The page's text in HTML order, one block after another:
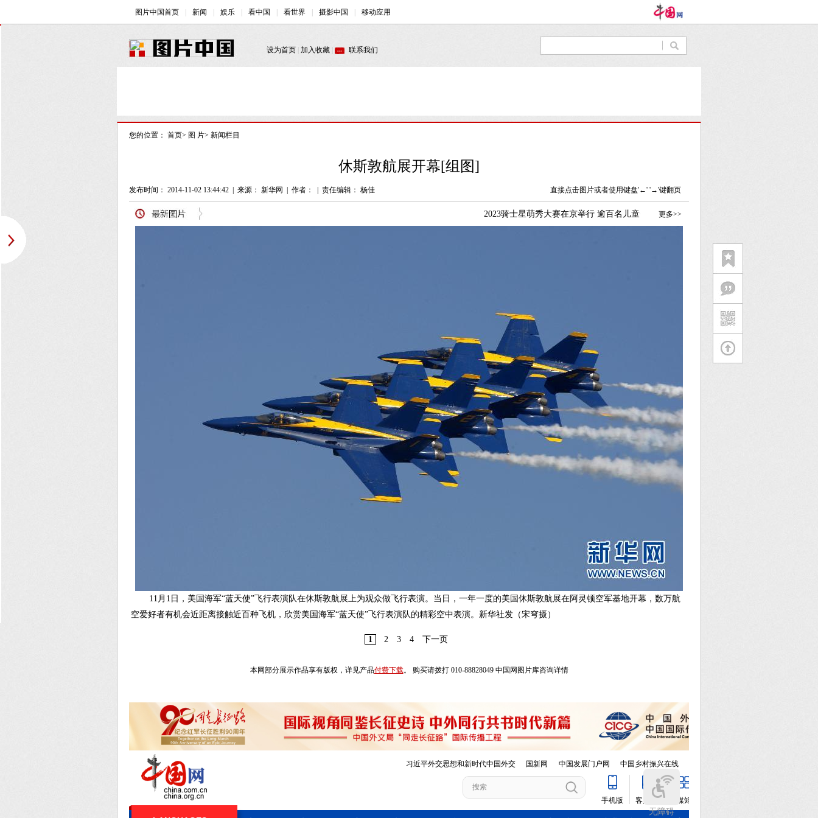
您的位置： 首页> 图 片> 新闻栏目
休斯敦航展开幕[组图]
发布时间： 2014-11-02 13:44:42 来源： 新华网 作者： 责任编辑： 杨佳 直接点击图片或者使用键盘'←' '→'键翻页
11月1日，美国海军“蓝天使”飞行表演队在休斯敦航展上为观众做飞行表演。当日，一年一度的美国休斯敦航展在阿灵顿空军基地开幕，数万航
空爱好者有机会近距离接触近百种飞机，欣赏美国海军“蓝天使”飞行表演队的精彩空中表演。新华社发（宋穹摄）
1 2 3 4 下一页
本网部分展示作品享有版权，详见产品付费下载。 购买请拨打 010-88828049 中国网图片库咨询详情